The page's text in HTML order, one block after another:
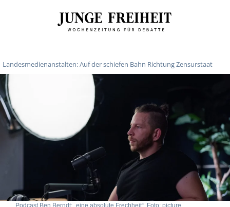
Landesmedienanstalten: Auf der schiefen Bahn Richtung Zensurstaat
Podcast Ben Berndt: „eine absolute Frechheit“. Foto: picture